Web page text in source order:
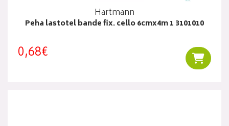
Hartmann
Peha lastotel bande fix. cello 6cmx4m 1 3101010
0,68€